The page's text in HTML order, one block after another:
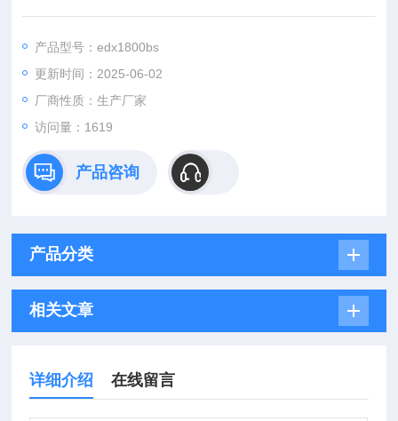
分析仪器上市公司，产品质量和售后服务，得到了客户的广泛应
富士康等大公司均有应用，行业内销量。
产品型号：edx1800bs
更新时间：2025-06-02
厂商性质：生产厂家
访问量：1619
产品咨询
产品分类
相关文章
详细介绍 在线留言